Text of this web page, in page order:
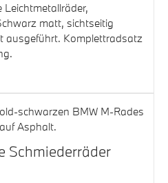
Leichtmetallräder,
matt, sichtseitig
ausgeführt. Komplettradsatz
Schmiederräder